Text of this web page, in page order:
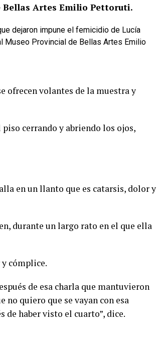
Bellas Artes Emilio Pettoruti.
Museo Provincial de Bellas Artes Emilio
ofrecen volantes de la muestra y
cerrando y abriendo los ojos,
en un llanto que es catarsis, dolor y
durante un largo rato en el que ella
cómplice.
de esa charla que mantuvieron
no quiero que se vayan con esa
de haber visto el cuarto”, dice.